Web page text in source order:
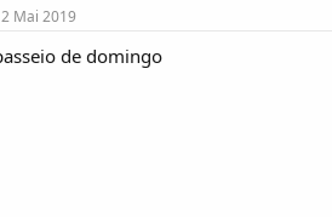
Mai 2019
de domingo